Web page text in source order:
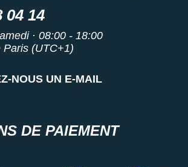
04 14
· 08:00 - 18:00
Paris (UTC+1)
NOUS UN E-MAIL
DE PAIEMENT